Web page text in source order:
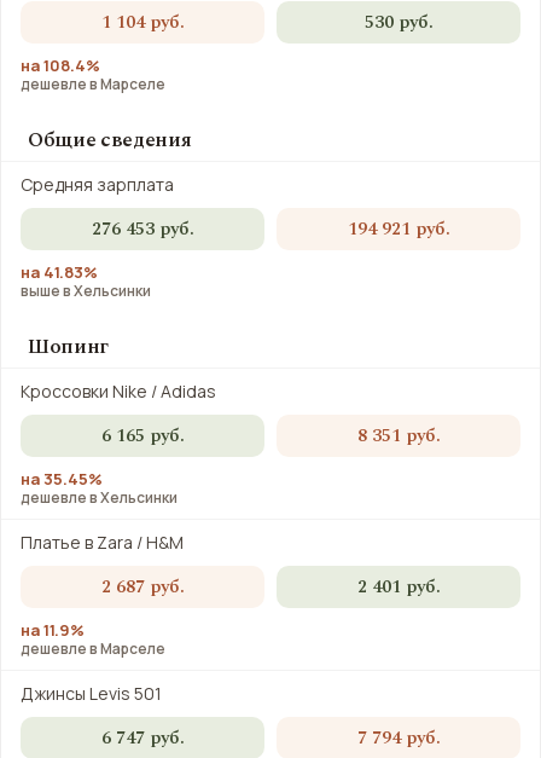
1 104 руб. 530 руб.
на 108.4%
дешевле в Марселе
Общие сведения
Средняя зарплата
276 453 руб. 194 921 руб.
на 41.83%
выше в Хельсинки
Шопинг
Кроссовки Nike / Adidas
6 165 руб. 8 351 руб.
на 35.45%
дешевле в Хельсинки
Платье в Zara / H&M
2 687 руб. 2 401 руб.
на 11.9%
дешевле в Марселе
Джинсы Levis 501
6 747 руб. 7 794 руб.